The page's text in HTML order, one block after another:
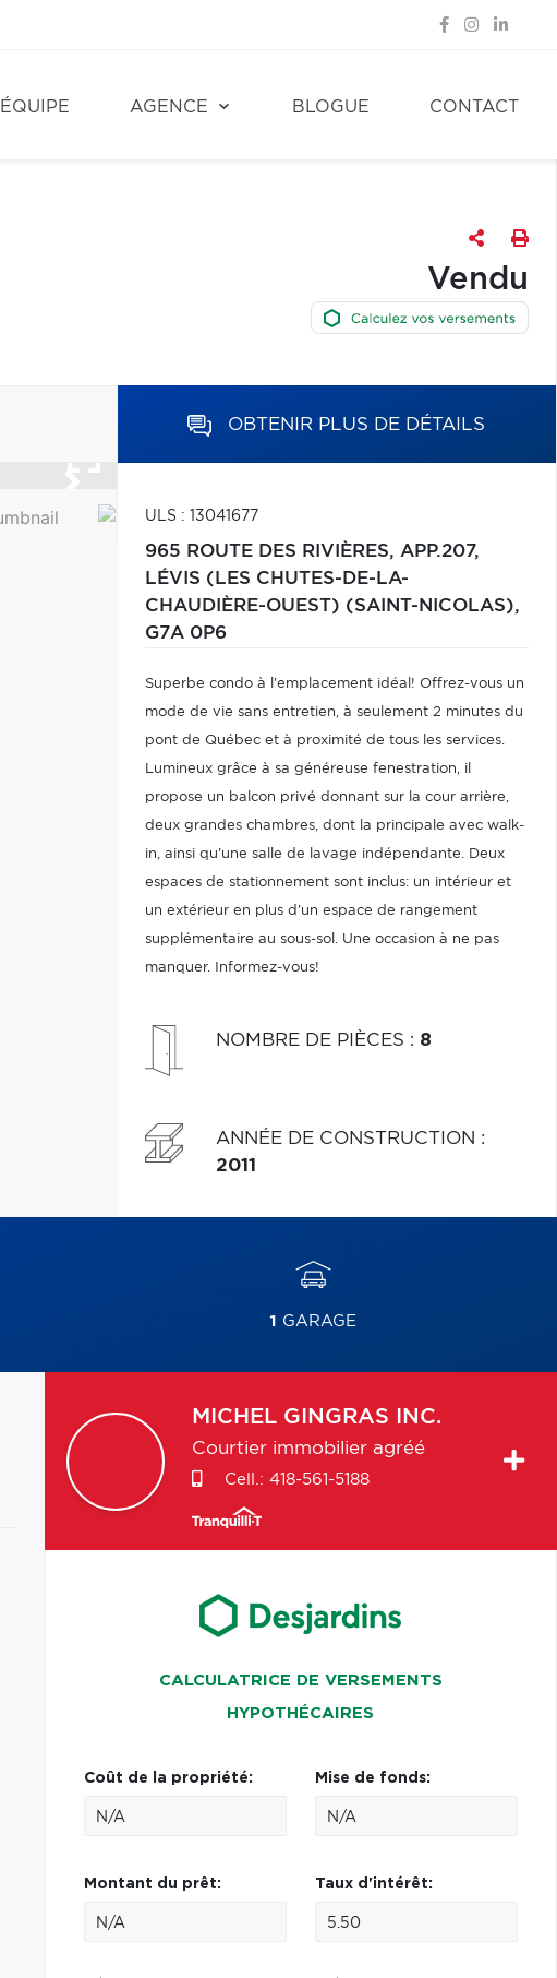
ÉQUIPE AGENCE BLOGUE CONTACT
Vendu
OBTENIR PLUS DE DÉTAILS
ULS : 13041677
965 ROUTE DES RIVIÈRES, APP.207,
LÉVIS (LES CHUTES-DE-LA-
CHAUDIÈRE-OUEST) (SAINT-NICOLAS),
G7A 0P6
Superbe condo à l'emplacement idéal! Offrez-vous un
mode de vie sans entretien, à seulement 2 minutes du
pont de Québec et à proximité de tous les services.
Lumineux grâce à sa généreuse fenestration, il
propose un balcon privé donnant sur la cour arrière,
deux grandes chambres, dont la principale avec walk-
in, ainsi qu'une salle de lavage indépendante. Deux
espaces de stationnement sont inclus: un intérieur et
un extérieur en plus d'un espace de rangement
supplémentaire au sous-sol. Une occasion à ne pas
manquer. Informez-vous!
NOMBRE DE PIÈCES : 8
ANNÉE DE CONSTRUCTION :
2011
1 GARAGE
MICHEL GINGRAS INC.
Courtier immobilier agréé
Cell.: 418-561-5188
CALCULATRICE DE VERSEMENTS
HYPOTHÉCAIRES
Coût de la propriété: Mise de fonds:
Montant du prêt: Taux d'intérêt: